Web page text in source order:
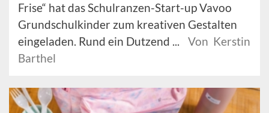
Frise“ hat das Schulranzen-Start-up Vavoo
Grundschulkinder zum kreativen Gestalten
eingeladen. Rund ein Dutzend ...
Von Kerstin
Barthel